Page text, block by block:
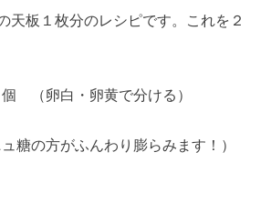
天板１枚分のレシピです。これを２
（卵白・卵黄で分ける）
糖の方がふんわり膨らみます！）